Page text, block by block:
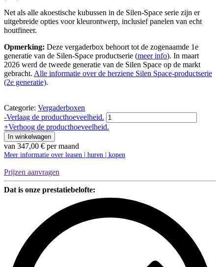
Net als alle akoestische kubussen in de Silen-Space serie zijn er
uitgebreide opties voor kleurontwerp, inclusief panelen van echt
houtfineer.
Opmerking: Deze vergaderbox behoort tot de zogenaamde 1e
generatie van de Silen-Space productserie (meer info). In maart
2026 werd de tweede generatie van de Silen Space op de markt
gebracht. Alle informatie over de herziene Silen Space-productserie
(2e generatie).
Categorie: Vergaderboxen
-Verlaag de producthoeveelheid. Silen
Space
|
Silen
+Verhoog de producthoeveelheid.
In winkelwagen
van 347,00 € per maand
Meer informatie over leasen | huren | kopen
Prijzen aanvragen
Dat is onze prestatiebelofte: